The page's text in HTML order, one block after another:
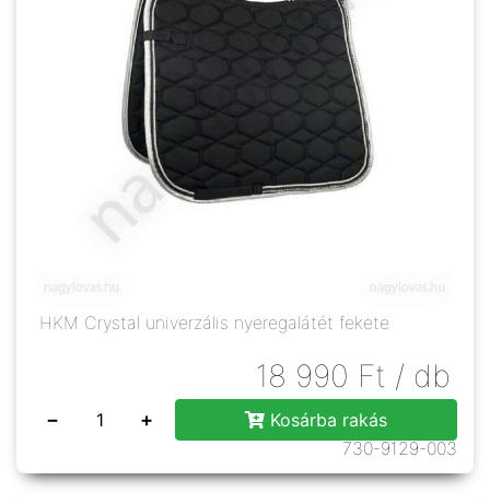
HKM Crystal univerzális nyeregalátét fekete
18 990 Ft / db
− +
Kosárba rakás
730-9129-003